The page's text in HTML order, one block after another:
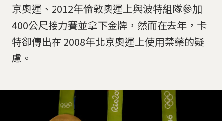
京奧運、2012年倫敦奧運上與波特組隊參加
400公尺接力賽並拿下金牌，然而在去年，卡
特卻傳出在 2008年北京奧運上使用禁藥的疑
慮。